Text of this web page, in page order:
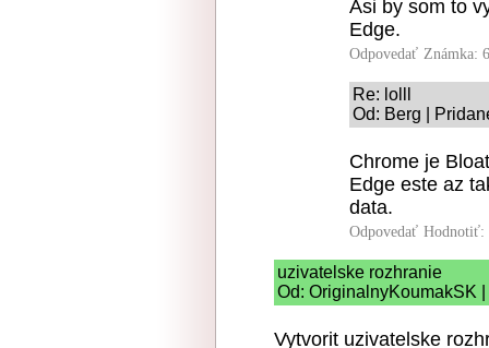
Asi by som to
Edge.
Odpovedať Známka:
Re: lolll
Od: Berg |
Chrome je
Edge este az
data.
Odpovedať Hodnotiť:
uzivatelske rozhranie
Od: OriginalnyKoumakSK
Vytvorit uzivatelske